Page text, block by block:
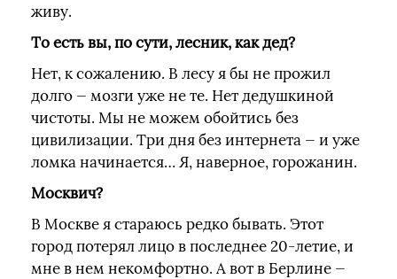
живу.
То есть вы, по сути, лесник, как дед?
Нет, к сожалению. В лесу я бы не прожил
долго — мозги уже не те. Нет дедушкиной
чистоты. Мы не можем обойтись без
цивилизации. Три дня без интернета — и уже
ломка начинается… Я, наверное, горожанин.
Москвич?
В Москве я стараюсь редко бывать. Этот
город потерял лицо в последнее 20-летие, и
мне в нем некомфортно. А вот в Берлине —